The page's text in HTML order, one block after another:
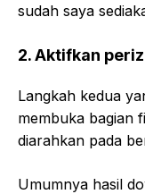
sudah saya
2.Aktifkan
Langkah kedua
membuka bagian
diarahkan pada
Umumnya hasil